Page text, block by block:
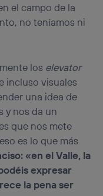
el campo de la
no teníamos ni
los elevator
incluso visuales
una idea de
y nos da un
que nos mete
es lo que más
«en el Valle, la
expresar
la pena ser
en la
Utiq seleccionando
Utiq
consulta